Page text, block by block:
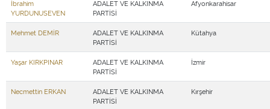
İbrahim
YURDUNUSEVEN
ADALET VE KALKINMA
PARTİSİ
Afyonkarahisar
Mehmet DEMİR
ADALET VE KALKINMA
PARTİSİ
Kütahya
Yaşar KIRKPINAR
ADALET VE KALKINMA
PARTİSİ
İzmir
Necmettin ERKAN
ADALET VE KALKINMA
PARTİSİ
Kırşehir